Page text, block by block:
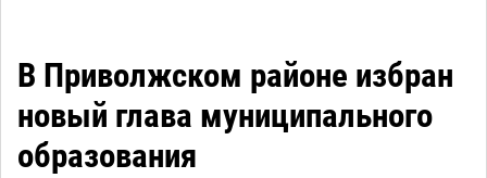
В Приволжском районе избран
новый глава муниципального
образования